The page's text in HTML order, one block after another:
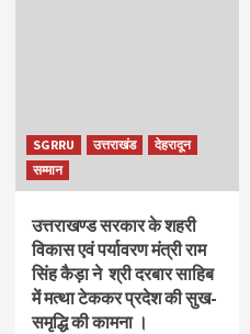
SGRRU उत्तराखंड
देहरादून
सम्मान
उत्तराखण्ड सरकार के शहरी
विकास एवं पर्यावरण मंत्री राम
सिंह कैड़ा ने श्री दरबार साहिब
में मत्था टेककर प्रदेश की सुख-
समृद्धि की कामना ।